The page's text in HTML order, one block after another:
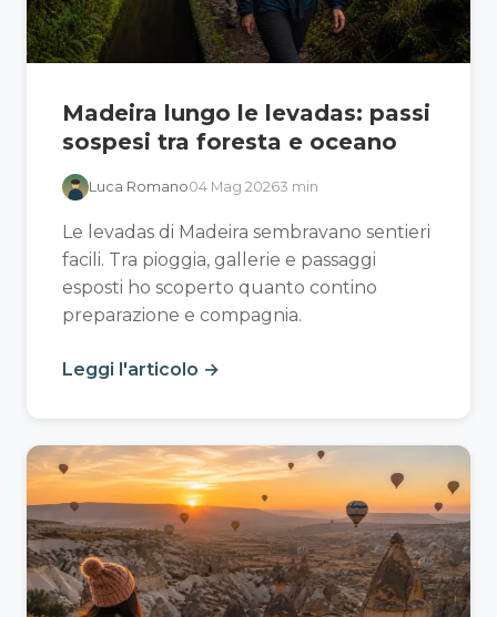
Madeira lungo le levadas: passi
sospesi tra foresta e oceano
Luca Romano04 Mag 20263 min
Le levadas di Madeira sembravano sentieri
facili. Tra pioggia, gallerie e passaggi
esposti ho scoperto quanto contino
preparazione e compagnia.
Leggi l'articolo →